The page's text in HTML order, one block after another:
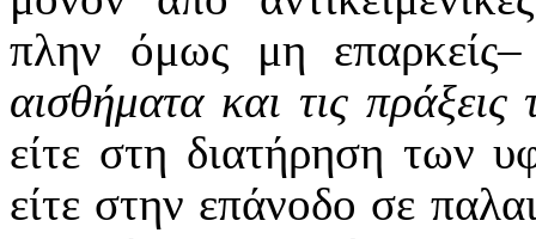
πλην όμως μη
αισθήματα και τις
είτε στη διατήρηση των
είτε στην επάνοδο σε